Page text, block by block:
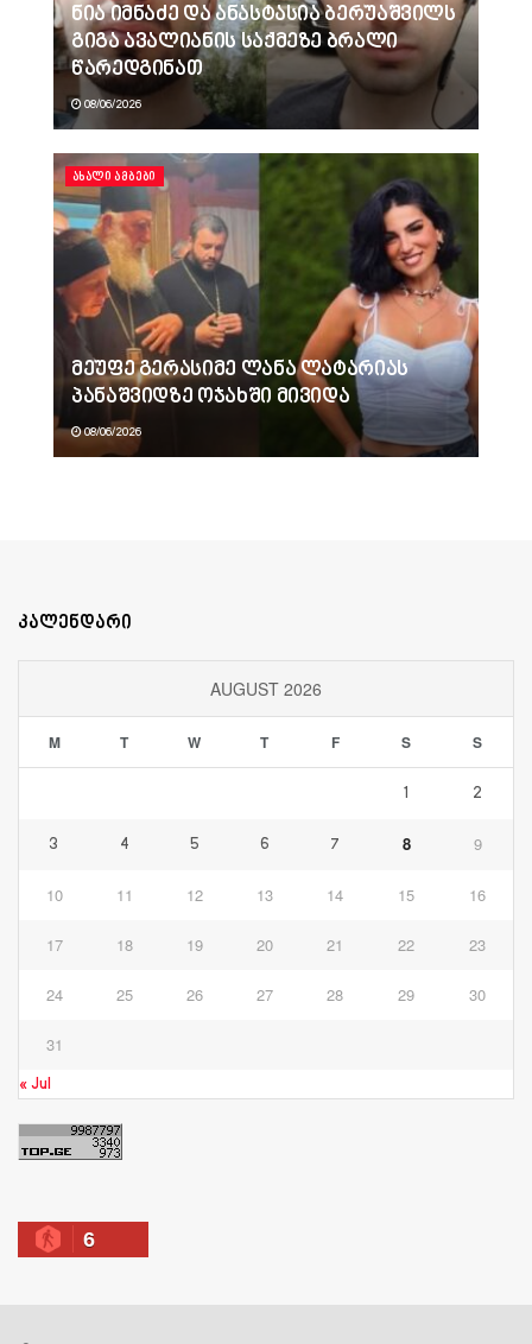
ნია იმნაძე და ანასტასია ბერუაშვილს
გიგა ავალიანის საქმეზე ბრალი
წარედგინათ
08/06/2026
ᲐᲮᲐᲚᲘ ᲐᲛᲑᲔᲑᲘ
მეუფე გერასიმე ლანა ლატარიას
პანაშვიდზე ოჯახში მივიდა
08/06/2026
კალენდარი
AUGUST 2026
M T W T F S S
1 2
3 4 5 6 7 8 9
10 11 12 13 14 15 16
17 18 19 20 21 22 23
24 25 26 27 28 29 30
31
« Jul
6